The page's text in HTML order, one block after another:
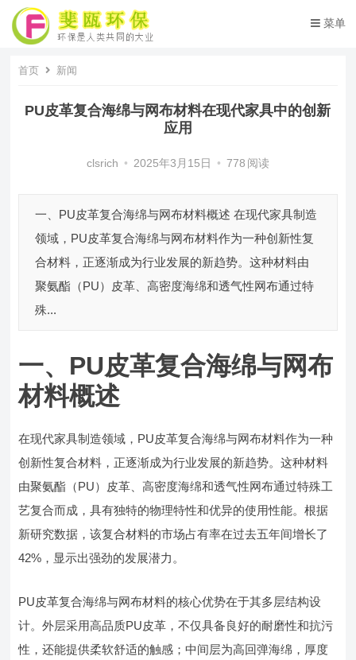
菜单
首页 新闻
PU皮革复合海绵与网布材料在现代家具中的创新
应用
clsrich • 2025年3月15日 • 778 阅读
一、PU皮革复合海绵与网布材料概述 在现代家具制造
领域，PU皮革复合海绵与网布材料作为一种创新性复
合材料，正逐渐成为行业发展的新趋势。这种材料由
聚氨酯（PU）皮革、高密度海绵和透气性网布通过特
殊...
一、PU皮革复合海绵与网布
材料概述
在现代家具制造领域，PU皮革复合海绵与网布材料作为一种
创新性复合材料，正逐渐成为行业发展的新趋势。这种材料
由聚氨酯（PU）皮革、高密度海绵和透气性网布通过特殊工
艺复合而成，具有独特的物理特性和优异的使用性能。根据
新研究数据，该复合材料的市场占有率在过去五年间增长了
42%，显示出强劲的发展潜力。
PU皮革复合海绵与网布材料的核心优势在于其多层结构设
计。外层采用高品质PU皮革，不仅具备良好的耐磨性和抗污
性，还能提供柔软舒适的触感；中间层为高回弹海绵，厚度